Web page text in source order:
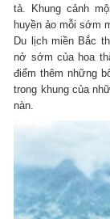
tả.
Khung cảnh
huyền ảo mỗi sớm
Du lịch miền Bắc
nở sớm của hoa
điểm thêm những
trong khung của
nàn.